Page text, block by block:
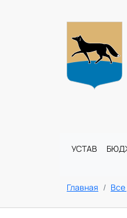
УСТАВ
Главная